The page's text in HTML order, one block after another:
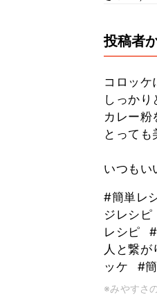
投稿者
コロッケ
しっか
カレー粉
とって
いつもい
#簡単レ
ジレシピ
レシピ
人と繋が
ッケ
#
※みやすさ